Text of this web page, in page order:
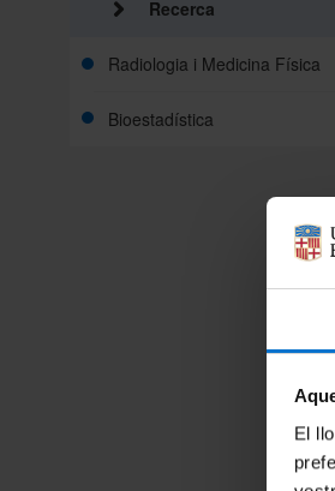
El
Recerca
Radiologia i Medicina Física
Bioestadística